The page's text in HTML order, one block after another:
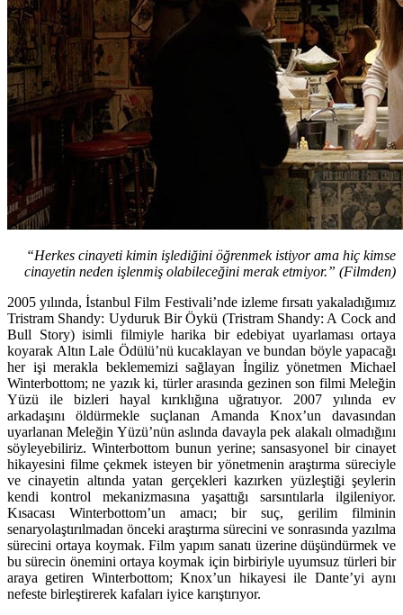
“Herkes cinayeti kimin işlediğini öğrenmek istiyor ama hiç kimse
cinayetin neden işlenmiş olabileceğini merak etmiyor.” (Filmden)
2005 yılında, İstanbul Film Festivali’nde izleme fırsatı yakaladığımız
Tristram Shandy: Uyduruk Bir Öykü (Tristram Shandy: A Cock and
Bull Story)isimli filmiyle harika bir edebiyat uyarlaması ortaya
koyarak Altın Lale Ödülü’nü kucaklayan ve bundan böyle yapacağı
her işi merakla beklememizi sağlayan İngiliz yönetmen Michael
Winterbottom; ne yazık ki, türler arasında gezinen son filmi Meleğin
Yüzü ile bizleri hayal kırıklığına uğratıyor. 2007 yılında ev
arkadaşını öldürmekle suçlanan Amanda Knox’un davasından
uyarlanan Meleğin Yüzü’nün aslında davayla pek alakalı olmadığını
söyleyebiliriz. Winterbottom bunun yerine; sansasyonel bir cinayet
hikayesini filme çekmek isteyen bir yönetmenin araştırma süreciyle
ve cinayetin altında yatan gerçekleri kazırken yüzleştiği şeylerin
kendi kontrol mekanizmasına yaşattığı sarsıntılarla ilgileniyor.
Kısacası Winterbottom’un amacı; bir suç, gerilim filminin
senaryolaştırılmadan önceki araştırma sürecini ve sonrasında yazılma
sürecini ortaya koymak. Film yapım sanatı üzerine düşündürmek ve
bu sürecin önemini ortaya koymak için birbiriyle uyumsuz türleri bir
araya getiren Winterbottom; Knox’un hikayesi ile Dante’yi aynı
nefeste birleştirerek kafaları iyice karıştırıyor.